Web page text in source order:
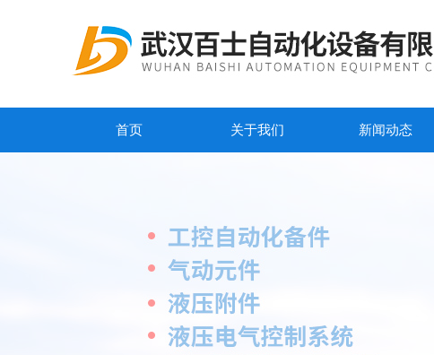
首页 关于我们 新闻动态